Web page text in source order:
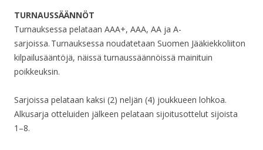
TURNAUSSÄÄNNÖT
Turnauksessa pelataan AAA+, AAA, AA ja A-
sarjoissa. Turnauksessa noudatetaan Suomen Jääkiekkoliiton
kilpailusääntöjä, näissä turnaussäännöissä mainituin
poikkeuksin.
Sarjoissa pelataan kaksi (2) neljän (4) joukkueen lohkoa.
Alkusarja otteluiden jälkeen pelataan sijoitusottelut sijoista
1–8.